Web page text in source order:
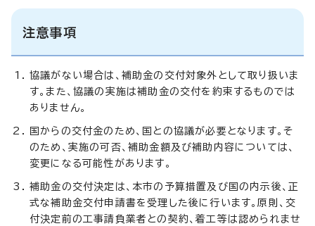
注意事項
協議がない場合は、補助金の交付対象外として取り扱いま
す。また、協議の実施は補助金の交付を約束するものでは
ありません。
国からの交付金のため、国との協議が必要となります。そ
のため、実施の可否、補助金額及び補助内容については、
変更になる可能性があります。
補助金の交付決定は、本市の予算措置及び国の内示後、正
式な補助金交付申請書を受理した後に行います。原則、交
付決定前の工事請負業者との契約、着工等は認められませ